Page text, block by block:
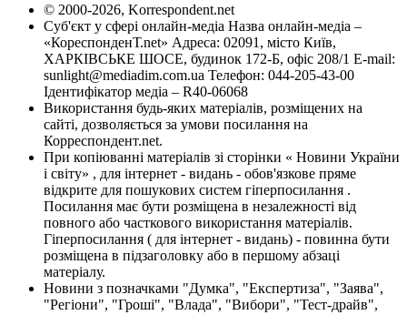
© 2000-2026, Korrespondent.net
Суб'єкт у сфері онлайн-медіа Назва онлайн-медіа –
«КореспонденТ.net» Адреса: 02091, місто Київ,
ХАРКІВСЬКЕ ШОСЕ, будинок 172-Б, офіс 208/1 E-mail:
sunlight@mediadim.com.ua Телефон: 044-205-43-00
Ідентифікатор медіа – R40-06068
Використання будь-яких матеріалів, розміщених на
сайті, дозволяється за умови посилання на
Корреспондент.net.
При копіюванні матеріалів зі сторінки « Новини України
і світу» , для інтернет - видань - обов'язкове пряме
відкрите для пошукових систем гіперпосилання .
Посилання має бути розміщена в незалежності від
повного або часткового використання матеріалів.
Гіперпосилання ( для інтернет - видань) - повинна бути
розміщена в підзаголовку або в першому абзаці
матеріалу.
Новини з позначками "Думка", "Експертиза", "Заява",
"Регіони", "Гроші", "Влада", "Вибори", "Тест-драйв",